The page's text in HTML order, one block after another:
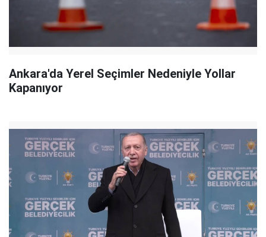
Ankara'da Yerel Seçimler Nedeniyle Yollar
Kapanıyor